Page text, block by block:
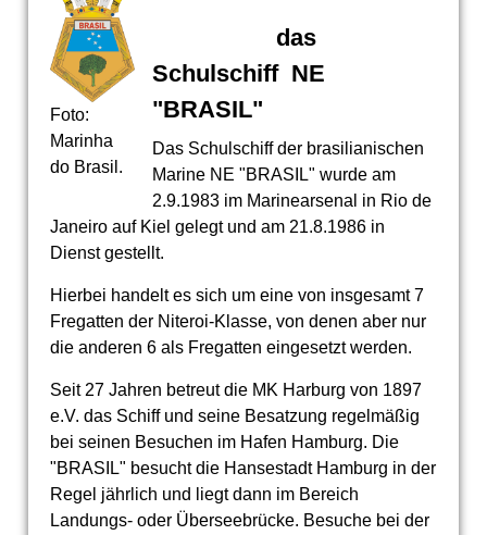
Foto:
Marinha
do Brasil.
das
Schulschiff NE
"BRASIL"
Das Schulschiff der brasilianischen
Marine NE "BRASIL" wurde am
2.9.1983 im Marinearsenal in Rio de
Janeiro auf Kiel gelegt und am 21.8.1986 in
Dienst gestellt.
Hierbei handelt es sich um eine von insgesamt 7
Fregatten der Niteroi-Klasse, von denen aber nur
die anderen 6 als Fregatten eingesetzt werden.
Seit 27 Jahren betreut die MK Harburg von 1897
e.V. das Schiff und seine Besatzung regelmäßig
bei seinen Besuchen im Hafen Hamburg. Die
"BRASIL" besucht die Hansestadt Hamburg in der
Regel jährlich und liegt dann im Bereich
Landungs- oder Überseebrücke. Besuche bei der